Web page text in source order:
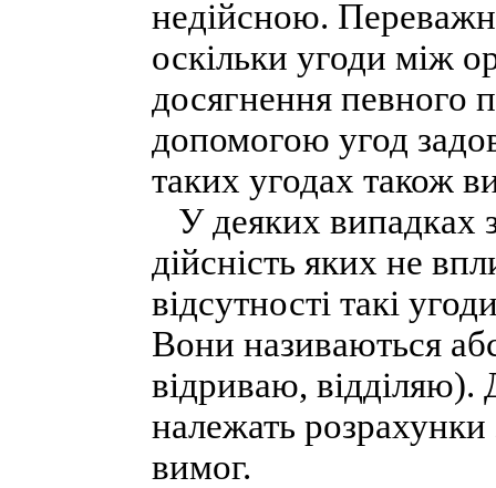
недійсною.
оскільки угоди між
досягнення певного
допомогою угод
таких угодах також
У деяких випадках
дійсність яких не
відсутності такі
Вони називаються
відриваю, відділяю).
належать
вимог.